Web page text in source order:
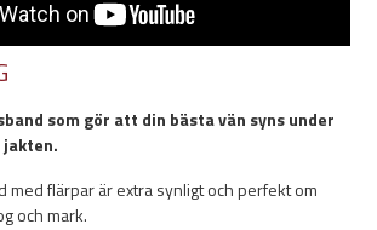
som gör att din bästa vän syns under
med flärpar är extra synligt och perfekt om
och mark.